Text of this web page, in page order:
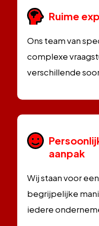
Ruime
Ons team van
complexe
verschillende
aanpak
Wij staan voor
begrijpelijke
iedere